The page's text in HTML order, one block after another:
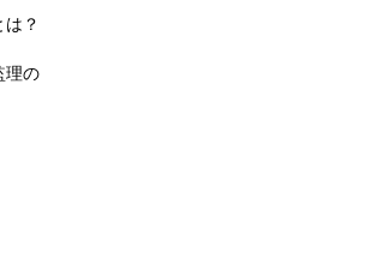
は？
理の